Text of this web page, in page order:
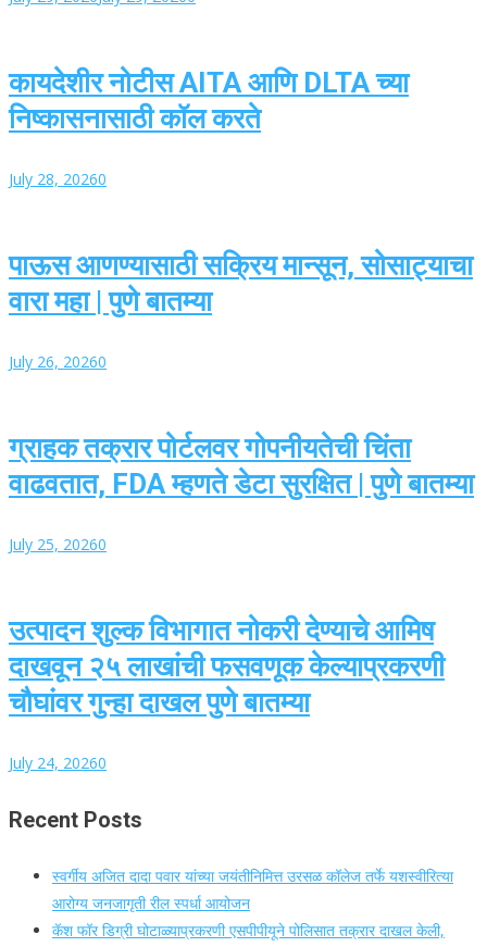
कायदेशीर नोटीस AITA आणि DLTA च्या
निष्कासनासाठी कॉल करते
July 28, 20260
पाऊस आणण्यासाठी सक्रिय मान्सून, सोसाट्याचा
वारा महा | पुणे बातम्या
July 26, 20260
ग्राहक तक्रार पोर्टलवर गोपनीयतेची चिंता
वाढवतात, FDA म्हणते डेटा सुरक्षित | पुणे बातम्या
July 25, 20260
उत्पादन शुल्क विभागात नोकरी देण्याचे आमिष
दाखवून २५ लाखांची फसवणूक केल्याप्रकरणी
चौघांवर गुन्हा दाखल पुणे बातम्या
July 24, 20260
Recent Posts
स्वर्गीय अजित दादा पवार यांच्या जयंतीनिमित्त उरसळ कॉलेज तर्फे यशस्वीरित्या
आरोग्य जनजागृती रील स्पर्धा आयोजन
कॅश फॉर डिग्री घोटाळ्याप्रकरणी एसपीपीयूने पोलिसात तक्रार दाखल केली,